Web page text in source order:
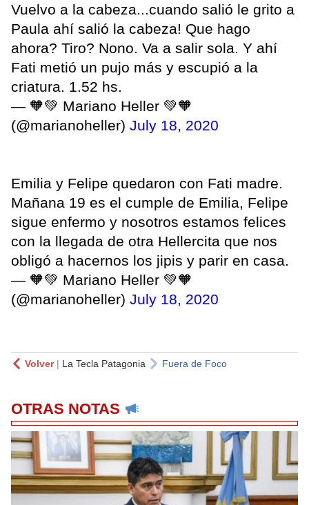
Vuelvo a la cabeza...cuando salió le grito a
Paula ahí salió la cabeza! Que hago
ahora? Tiro? Nono. Va a salir sola. Y ahí
Fati metió un pujo más y escupió a la
criatura. 1.52 hs.
— 🧡💚 Mariano Heller 💚🧡
(@marianoheller) July 18, 2020
Emilia y Felipe quedaron con Fati madre.
Mañana 19 es el cumple de Emilia, Felipe
sigue enfermo y nosotros estamos felices
con la llegada de otra Hellercita que nos
obligó a hacernos los jipis y parir en casa.
— 🧡💚 Mariano Heller 💚🧡
(@marianoheller) July 18, 2020
Volver| La Tecla Patagonia Fuera de Foco
OTRAS NOTAS